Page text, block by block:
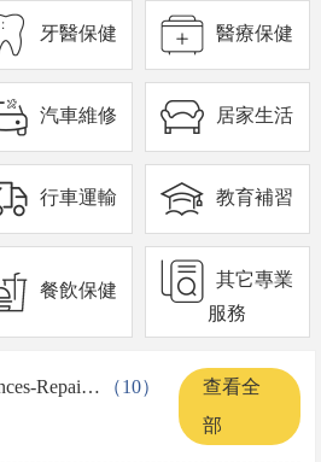
牙醫保健 醫療保健
汽車維修 居家生活
行車運輸 教育補習
餐飲保健
其它專業
服務
電器修理 Electric Appliances-Repair & Parts （10）
查看全
部